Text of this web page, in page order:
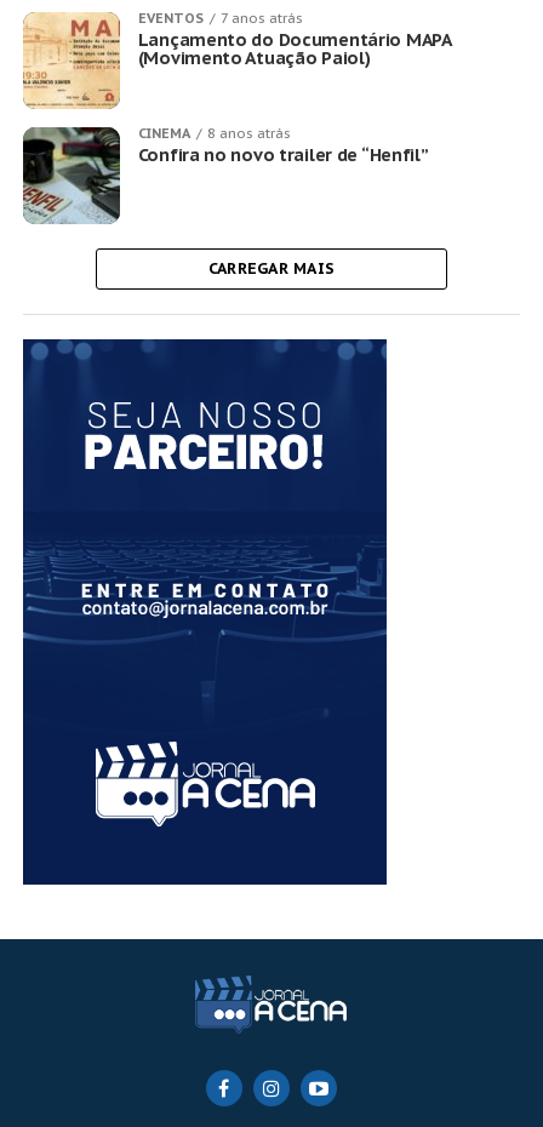
EVENTOS 7 anos atrás
Lançamento do Documentário MAPA
(Movimento Atuação Paiol)
CINEMA 8 anos atrás
Confira no novo trailer de “Henfil”
CARREGAR MAIS